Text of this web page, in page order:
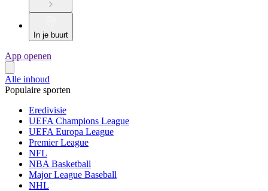
In je buurt
App openen
Alle inhoud
Populaire sporten
Eredivisie
UEFA Champions League
UEFA Europa League
Premier League
NFL
NBA Basketball
Major League Baseball
NHL